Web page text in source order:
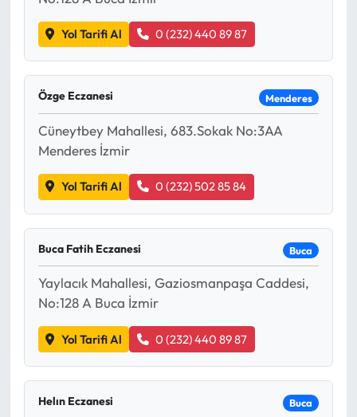
Yol Tarifi Al 0 (232) 440 89 87
Özge Eczanesi Menderes
Cüneytbey Mahallesi, 683.Sokak No:3AA
Menderes İzmir
Yol Tarifi Al 0 (232) 502 85 84
Buca Fatih Eczanesi Buca
Yaylacık Mahallesi, Gaziosmanpaşa Caddesi,
No:128 A Buca İzmir
Yol Tarifi Al 0 (232) 440 89 87
Helın Eczanesi Buca